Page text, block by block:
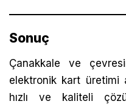
Sonuç
Çanakkale ve
elektronik kart üretimi
hızlı ve kaliteli